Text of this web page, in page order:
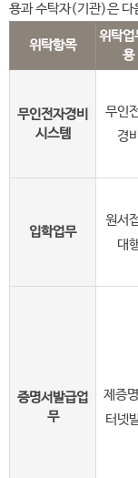
용과 수탁자(기관)은 다
위탁항목
위탁업
용
무인전자경비
시스템
무인
경비
입학업무
원서
대
증명서발급업
무
제증
터넷